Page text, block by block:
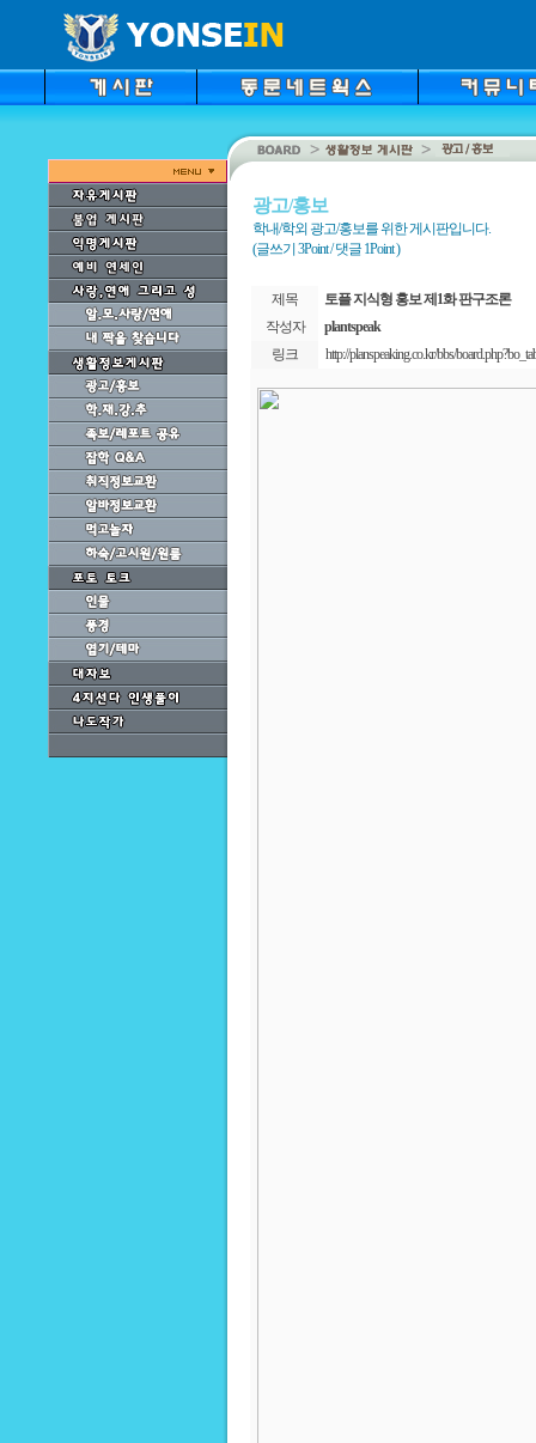
광고/홍보
학내/학외 광고/홍보를 위한 게시판입니다.
(글쓰기 3Point / 댓글 1Point )
제목
토플 지식형 홍보 제1화 판구조론
작성자
plantspeak
링크
http://planspeaking.co.kr/bbs/